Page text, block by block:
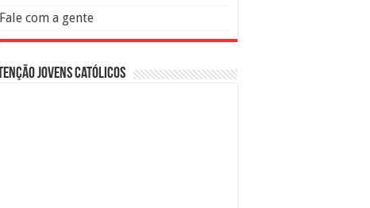
Fale com a gente
Jovens Católicos